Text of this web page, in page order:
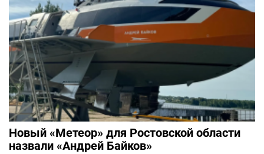
Новый «Метеор» для Ростовской области
назвали «Андрей Байков»